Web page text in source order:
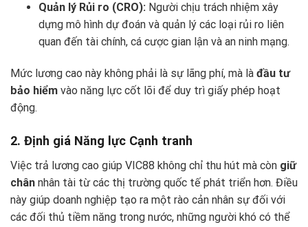
Quản lý Rủi ro (CRO): Người chịu trách nhiệm xây
dựng mô hình dự đoán và quản lý các loại rủi ro liên
quan đến tài chính, cá cược gian lận và an ninh mạng.
Mức lương cao này không phải là sự lãng phí, mà là đầu tư
bảo hiểm vào năng lực cốt lõi để duy trì giấy phép hoạt
động.
2. Định giá Năng lực Cạnh tranh
Việc trả lương cao giúp VIC88 không chỉ thu hút mà còn giữ
chân nhân tài từ các thị trường quốc tế phát triển hơn. Điều
này giúp doanh nghiệp tạo ra một rào cản nhân sự đối với
các đối thủ tiềm năng trong nước, những người khó có thể